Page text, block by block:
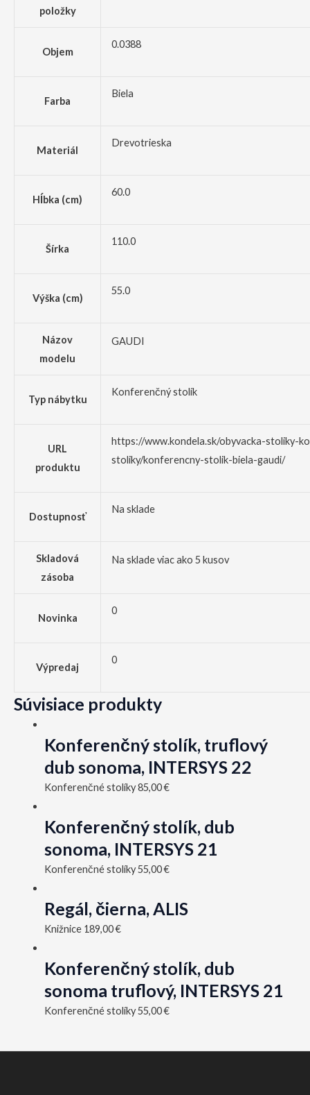
položky
Objem
0.0388
Farba
Biela
Materiál
Drevotrieska
Hĺbka (cm)
60.0
Šírka
110.0
Výška (cm)
55.0
Názov
modelu
GAUDI
Typ nábytku
Konferenčný stolík
URL
produktu
https://www.kondela.sk/obyvacka-stoliky-
stoliky/konferencny-stolik-biela-gaudi/
Dostupnosť
Na sklade
Skladová
zásoba
Na sklade viac ako 5 kusov
Novinka
0
Výpredaj
0
Súvisiace produkty
Konferenčný stolík, truflový
dub sonoma, INTERSYS 22
Konferenčné stolíky85,00€
Konferenčný stolík, dub
sonoma, INTERSYS 21
Konferenčné stolíky55,00€
Regál, čierna, ALIS
Knižnice 189,00€
Konferenčný stolík, dub
sonoma truflový, INTERSYS 21
Konferenčné stolíky55,00€